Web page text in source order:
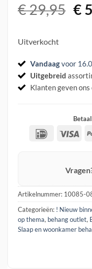
€29,95 €
Uitverkocht
Vandaagvoor
Uitgebreid
Klanten geven ons
IDeal
Artikelnummer: 10085-
Categorieën: ! Nieuw
op thema, behang outlet,
Slaap en woonkamer